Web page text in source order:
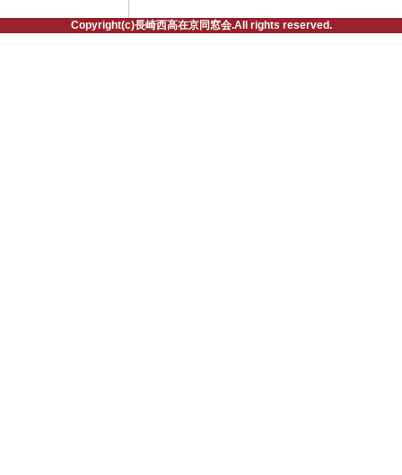
Copyright(c)長崎西高在京同窓会.All rights reserved.